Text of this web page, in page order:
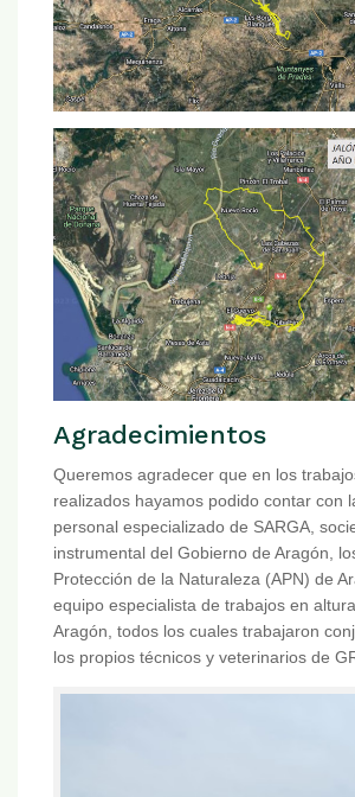
Agradecimientos
Queremos agradecer que en los
realizados hayamos podido contar con
personal especializado de SARGA,
instrumental del Gobierno de Aragón,
Protección de la Naturaleza (APN) de
equipo especialista de trabajos en
Aragón, todos los cuales trabajaron
los propios técnicos y veterinarios de